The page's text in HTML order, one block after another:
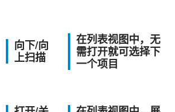
向下/向
上扫描
在列表视图中，无
需打开就可选择下
一个项目